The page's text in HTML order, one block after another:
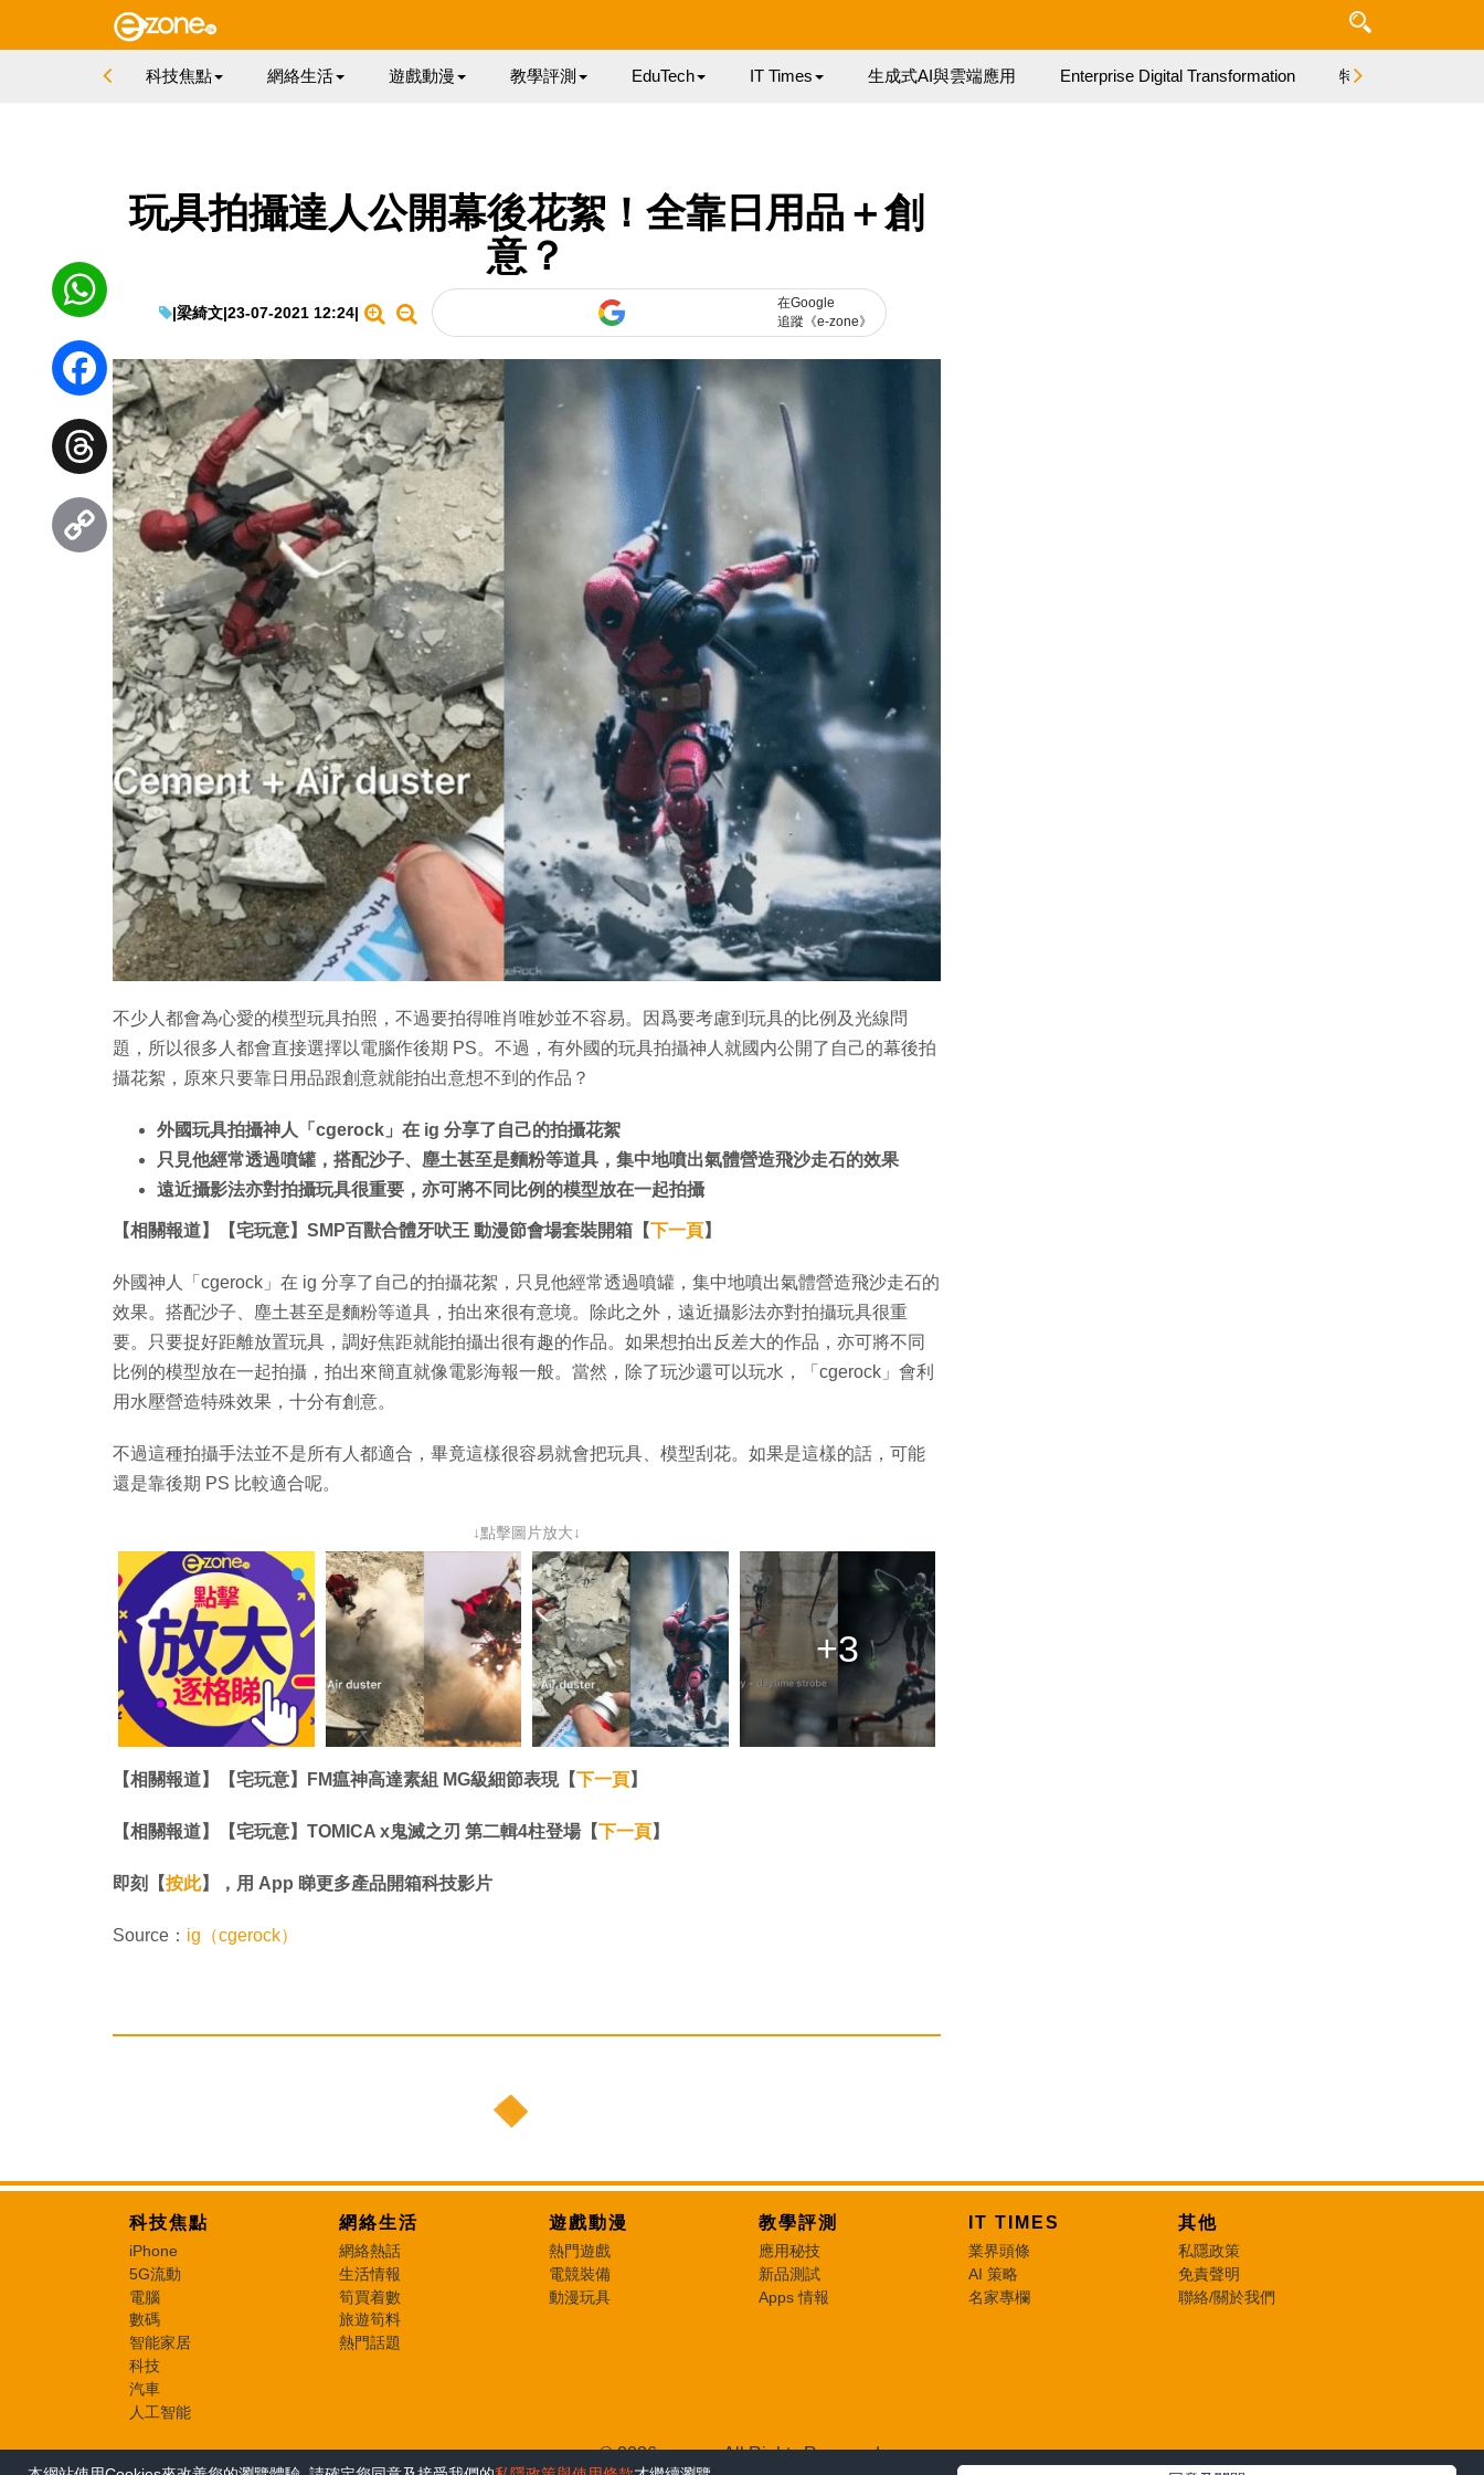
科技焦點 網絡生活 遊戲動漫 教學評測 EduTech IT Times 生成式AI與雲端應用 Enterprise Digital Transformation 特集
玩具拍攝達人公開幕後花絮！全靠日用品＋創
意？
|梁綺文|23-07-2021 12:24|
在Google
追蹤《e-zone》
不少人都會為心愛的模型玩具拍照，不過要拍得唯肖唯妙並不容易。因爲要考慮到玩具的比例及光線問
題，所以很多人都會直接選擇以電腦作後期 PS。不過，有外國的玩具拍攝神人就國内公開了自己的幕後拍
攝花絮，原來只要靠日用品跟創意就能拍出意想不到的作品？
外國玩具拍攝神人「cgerock」在 ig 分享了自己的拍攝花絮
只見他經常透過噴罐，搭配沙子、塵土甚至是麵粉等道具，集中地噴出氣體營造飛沙走石的效果
遠近攝影法亦對拍攝玩具很重要，亦可將不同比例的模型放在一起拍攝
【相關報道】【宅玩意】SMP百獸合體牙吠王 動漫節會場套裝開箱【下一頁】
外國神人「cgerock」在 ig 分享了自己的拍攝花絮，只見他經常透過噴罐，集中地噴出氣體營造飛沙走石的
效果。搭配沙子、塵土甚至是麵粉等道具，拍出來很有意境。除此之外，遠近攝影法亦對拍攝玩具很重
要。只要捉好距離放置玩具，調好焦距就能拍攝出很有趣的作品。如果想拍出反差大的作品，亦可將不同
比例的模型放在一起拍攝，拍出來簡直就像電影海報一般。當然，除了玩沙還可以玩水，「cgerock」會利
用水壓營造特殊效果，十分有創意。
不過這種拍攝手法並不是所有人都適合，畢竟這樣很容易就會把玩具、模型刮花。如果是這樣的話，可能
還是靠後期 PS 比較適合呢。
↓點擊圖片放大↓
+3
【相關報道】【宅玩意】FM瘟神高達素組 MG級細節表現【下一頁】
【相關報道】【宅玩意】TOMICA x鬼滅之刃 第二輯4柱登場【下一頁】
即刻【按此】，用 App 睇更多產品開箱科技影片
Source： ig（cgerock）
WhatsApp
Facebook
Threads
Copy
Link
科技焦點
iPhone
5G流動
電腦
數碼
智能家居
科技
汽車
人工智能
網絡生活
網絡熱話
生活情報
筍買着數
旅遊筍料
熱門話題
遊戲動漫
熱門遊戲
電競裝備
動漫玩具
教學評測
應用秘技
新品測試
Apps 情報
IT TIMES
業界頭條
AI 策略
名家專欄
其他
私隱政策
免責聲明
聯絡/關於我們
© 2026 e-zone. All Rights Reserved.